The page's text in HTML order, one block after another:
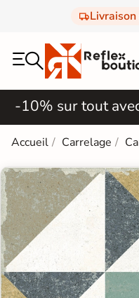
-10% sur tout
Accueil Carrelage